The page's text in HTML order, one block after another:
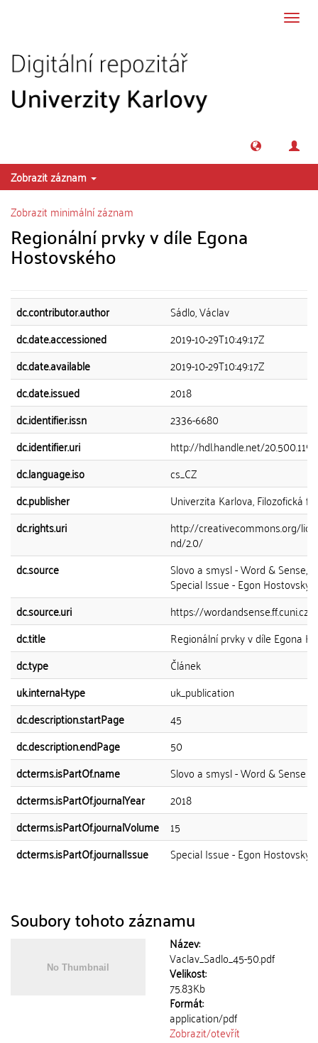
Zobrazit záznam
Zobrazit minimální záznam
Regionální prvky v díle Egona
Hostovského
dc.contributor.author
Sádlo, Václav
dc.date.accessioned
2019-10-29T10:49:17Z
dc.date.available
2019-10-29T10:49:17Z
dc.date.issued
2018
dc.identifier.issn
2336-6680
dc.identifier.uri
http://hdl.handle.net/
dc.language.iso
cs_CZ
dc.publisher
Univerzita Karlova, Filozofická
dc.rights.uri
http://creativecommons.org/
nd/2.0/
dc.source
Slovo a smysl - Word & Sense,
Special Issue - Egon Hostovský,
dc.source.uri
https://wordandsense.ff.cuni.cz
dc.title
Regionální prvky v díle Egona
dc.type
Článek
uk.internal-type
uk_publication
dc.description.startPage
45
dc.description.endPage
50
dcterms.isPartOf.name
Slovo a smysl - Word & Sense
dcterms.isPartOf.journalYear
2018
dcterms.isPartOf.journalVolume
15
dcterms.isPartOf.journalIssue
Special Issue - Egon Hostovský
Soubory tohoto záznamu
Název:
Vaclav_Sadlo_45-50.pdf
Velikost:
75.83Kb
Formát:
application/pdf
Zobrazit/otevřít